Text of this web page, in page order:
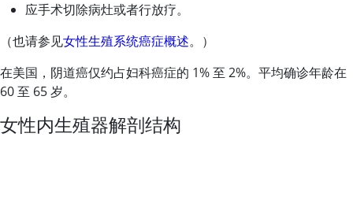
应手术切除病灶或者行放疗。
（也请参见女性生殖系统癌症概述。）
在美国，阴道癌仅约占妇科癌症的 1% 至 2%。平均确诊年龄在
60 至 65 岁。
女性内生殖器解剖结构